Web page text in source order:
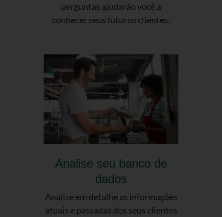
perguntas ajudarão você a
conhecer seus futuros clientes.
Analise seu banco de
dados
Analise em detalhe as informações
atuais e passadas dos seus clientes